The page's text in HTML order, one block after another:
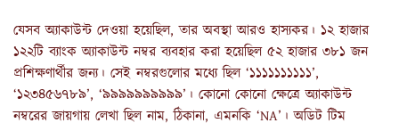
যেসব অ্যাকাউন্ট দেওয়া হয়েছিল, তার অবস্থা আরও হাস্যকর। ১২ হাজার
১২২টি ব্যাংক অ্যাকাউন্ট নম্বর ব্যবহার করা হয়েছিল ৫২ হাজার ৩৮১ জন
প্রশিক্ষণার্থীর জন্য। সেই নম্বরগুলোর মধ্যে ছিল ‘১১১১১১১১১১’,
‘১২৩৪৫৬৭৮৯’, ‘৯৯৯৯৯৯৯৯৯৯’। কোনো কোনো ক্ষেত্রে অ্যাকাউন্ট
নম্বরের জায়গায় লেখা ছিল নাম, ঠিকানা, এমনকি ‘NA’। অডিট টিম